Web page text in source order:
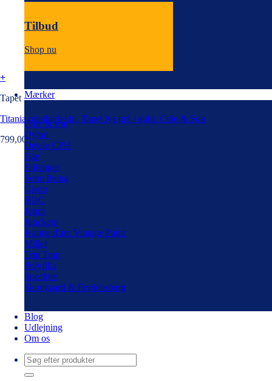
Tilbud
Shop nu
Mærker
Cole & son
Dylon
Detale CPH
Ege
Eijfenger
Ferm living
Gjøco
ROC
Jotun
Junckers
Jeanne d'arc Vintage Paint
Miller
Trip Trap
Polyfilla
Speckter
Skovgaard & Frydensberg
Blog
Udlejning
Om os
Søg
efter:
+
Tapet
Titania miniharlekin. Tapet lys grå / guld. Cole & Son
799,00kr.